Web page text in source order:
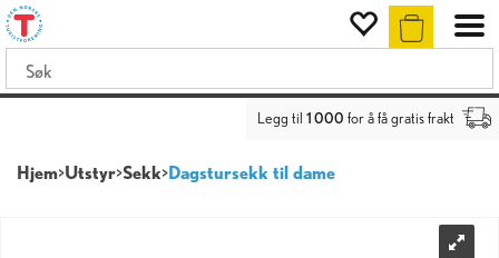
Legg til 1 000 for å få gratis frakt
Hjem>Utstyr>Sekk>Dagstursekk til dame